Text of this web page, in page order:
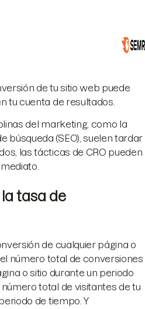
de tu sitio web puede
tu cuenta de resultados.
del marketing, como la
búsqueda (SEO), suelen tardar
las tácticas de CRO pueden
tasa de
de cualquier página o
número total de conversiones
o sitio durante un periodo
total de visitantes de tu
de tiempo. Y